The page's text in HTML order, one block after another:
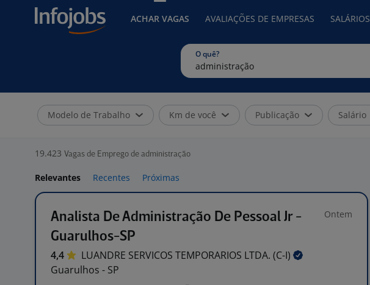
ACHAR VAGAS AVALIAÇÕES DE EMPRESAS SALÁRIOS
O quê?
Modelo de Trabalho Km de você Publicação Salário
19.423 Vagas de Emprego de administração
Relevantes Recentes Próximas
Analista De Administração De Pessoal Jr -
Guarulhos-SP
Ontem
4,4 LUANDRE SERVICOS TEMPORARIOS LTDA. (C-I)
Guarulhos - SP